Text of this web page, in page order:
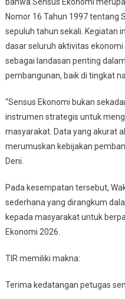
Nomor 16 Tahun 1997 tentang
sepuluh tahun sekali. Kegiatan
dasar seluruh aktivitas
sebagai landasan penting
pembangunan, baik di tingkat
“Sensus Ekonomi bukan
instrumen strategis untuk
masyarakat. Data yang akurat
merumuskan kebijakan
Deni.
Pada kesempatan tersebut,
sederhana yang dirangkum
kepada masyarakat untuk
Ekonomi 2026.
TIR memiliki makna:
Terima kedatangan petugas